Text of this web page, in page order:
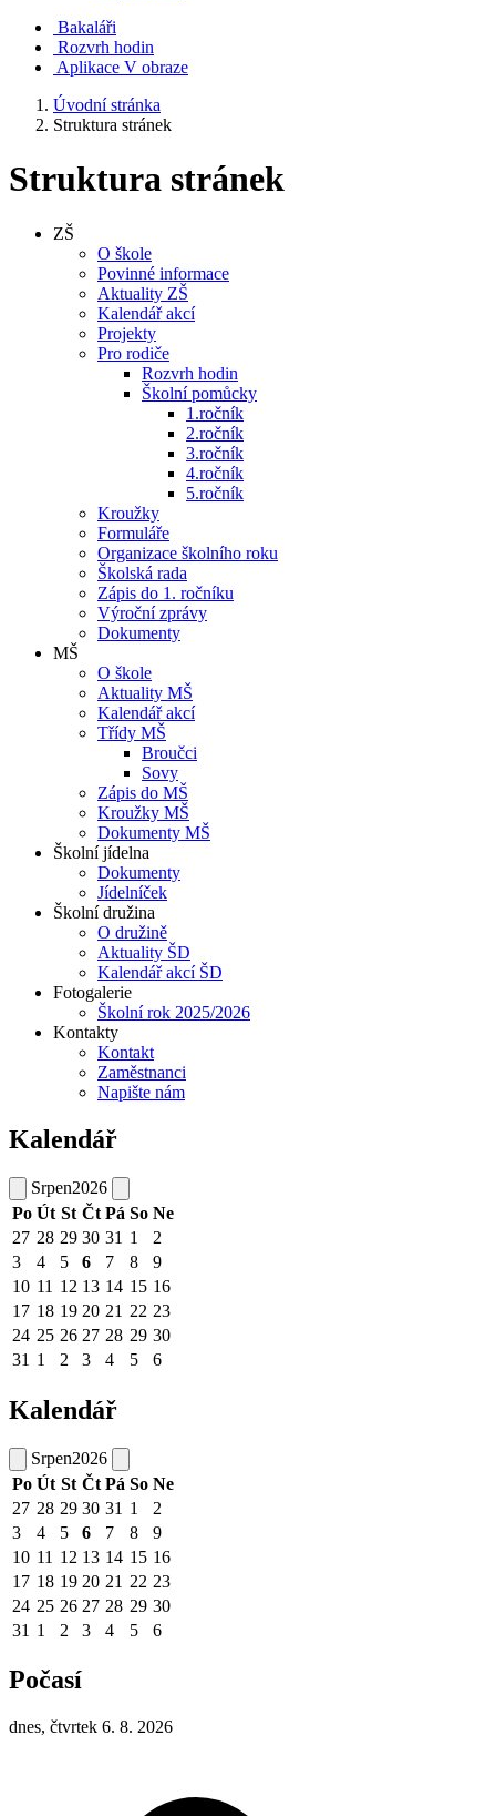
Bakaláři
Rozvrh hodin
Aplikace V obraze
Úvodní stránka
Struktura stránek
Struktura stránek
ZŠ
O škole
Povinné informace
Aktuality ZŠ
Kalendář akcí
Projekty
Pro rodiče
Rozvrh hodin
Školní pomůcky
1.ročník
2.ročník
3.ročník
4.ročník
5.ročník
Kroužky
Formuláře
Organizace školního roku
Školská rada
Zápis do 1. ročníku
Výroční zprávy
Dokumenty
MŠ
O škole
Aktuality MŠ
Kalendář akcí
Třídy MŠ
Broučci
Sovy
Zápis do MŠ
Kroužky MŠ
Dokumenty MŠ
Školní jídelna
Dokumenty
Jídelníček
Školní družina
O družině
Aktuality ŠD
Kalendář akcí ŠD
Fotogalerie
Školní rok 2025/2026
Kontakty
Kontakt
Zaměstnanci
Napište nám
Kalendář
Srpen2026
Po Út St Čt Pá So Ne
27 28 29 30 31 1
2
3
4 5 6 7 8
9
10 11 12 13 14 15 16
17 18 19 20 21 22 23
24 25 26 27 28 29 30
31 1 2 3 4 5 6
Kalendář
Srpen2026
Po Út St Čt Pá So Ne
27 28 29 30 31 1
2
3
4 5 6 7 8
9
10 11 12 13 14 15 16
17 18 19 20 21 22 23
24 25 26 27 28 29 30
31 1 2 3 4 5 6
Počasí
dnes, čtvrtek 6. 8. 2026